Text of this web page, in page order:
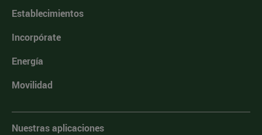
Establecimientos
Incorpórate
Energía
Movilidad
Nuestras aplicaciones